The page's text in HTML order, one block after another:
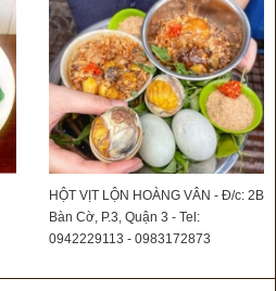
HỘT VỊT LỘN HOÀNG VÂN - Đ/c: 2B
Bàn Cờ, P.3, Quận 3 - Tel:
0942229113 - 0983172873